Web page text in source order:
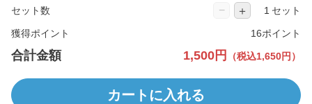
セット数 − ＋ セット
獲得ポイント 16ポイント
合計金額 1,500円 （税込1,650円）
カートに入れる